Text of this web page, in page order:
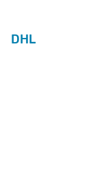
DHL